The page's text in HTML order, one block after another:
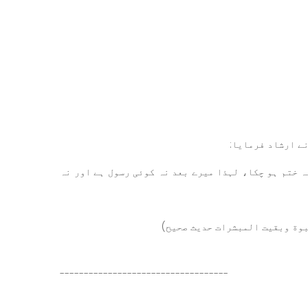
ارشاد فرمایا:
ختم ہو چکا، لہذا میرے بعد نہ کوئی رسول ہے اور نہ
-----------------------------------